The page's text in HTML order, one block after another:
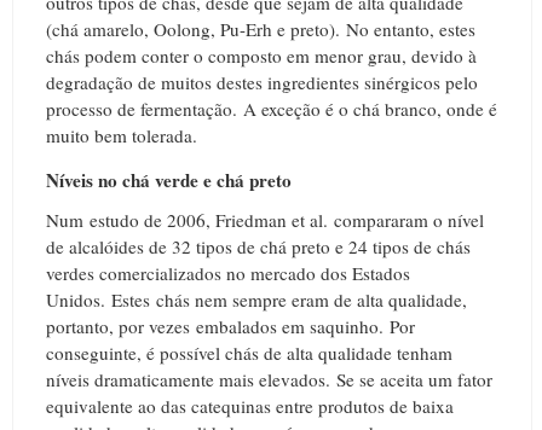
(chá amarelo, Oolong, Pu-Erh e preto). No entanto, estes
chás podem conter o composto em menor grau, devido à
degradação de muitos destes ingredientes sinérgicos pelo
processo de fermentação. A exceção é o chá branco, onde é
muito bem tolerada.
Níveis no chá verde e chá preto
Num estudo de 2006, Friedman et al. compararam o nível
de alcalóides de 32 tipos de chá preto e 24 tipos de chás
verdes comercializados no mercado dos Estados
Unidos. Estes chás nem sempre eram de alta qualidade,
portanto, por vezes embalados em saquinho. Por
conseguinte, é possível chás de alta qualidade tenham
níveis dramaticamente mais elevados. Se se aceita um fator
equivalente ao das catequinas entre produtos de baixa